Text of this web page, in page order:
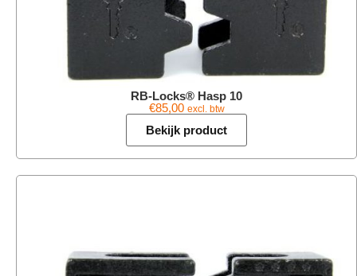
RB-Locks® Hasp 10
€85,00 excl. btw
Bekijk product